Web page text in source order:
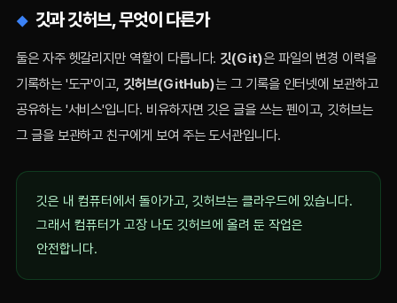
깃과 깃허브, 무엇이 다른가
둘은 자주 헷갈리지만 역할이 다릅니다. 깃(Git)은 파일의 변경 이력을
기록하는 '도구'이고, 깃허브(GitHub)는 그 기록을 인터넷에 보관하고
공유하는 '서비스'입니다. 비유하자면 깃은 글을 쓰는 펜이고, 깃허브는
그 글을 보관하고 친구에게 보여 주는 도서관입니다.
깃은 내 컴퓨터에서 돌아가고, 깃허브는 클라우드에 있습니다.
그래서 컴퓨터가 고장 나도 깃허브에 올려 둔 작업은
안전합니다.